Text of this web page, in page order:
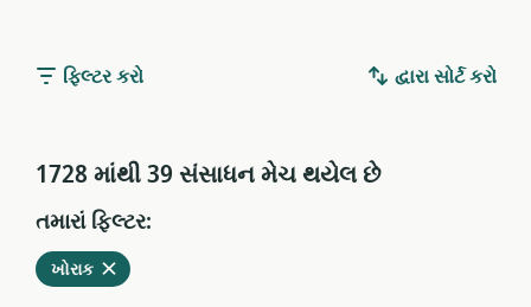
ફિલ્ટર કરો દ્વારા સોર્ટ કરો
1728 માંથી 39 સંસાધન મેચ થયેલ છે
તમારાં ફિલ્ટર:
વર્તમાન
ફિલ્ટરમાંથી
ખોરાકકાઢી
નાંખો